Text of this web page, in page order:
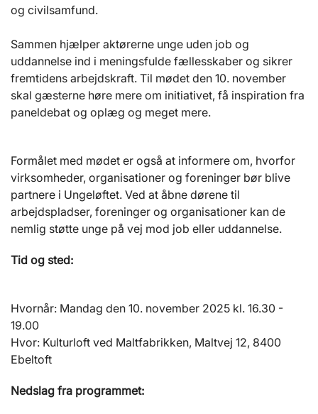
og civilsamfund.
Sammen hjælper aktørerne unge uden job og
uddannelse ind i meningsfulde fællesskaber og sikrer
fremtidens arbejdskraft. Til mødet den 10. november
skal gæsterne høre mere om initiativet, få inspiration fra
paneldebat og oplæg og meget mere.
Formålet med mødet er også at informere om, hvorfor
virksomheder, organisationer og foreninger bør blive
partnere i Ungeløftet. Ved at åbne dørene til
arbejdspladser, foreninger og organisationer kan de
nemlig støtte unge på vej mod job eller uddannelse.
Tid og sted:
Hvornår: Mandag den 10. november 2025 kl. 16.30 -
19.00
Hvor: Kulturloft ved Maltfabrikken, Maltvej 12, 8400
Ebeltoft
Nedslag fra programmet: